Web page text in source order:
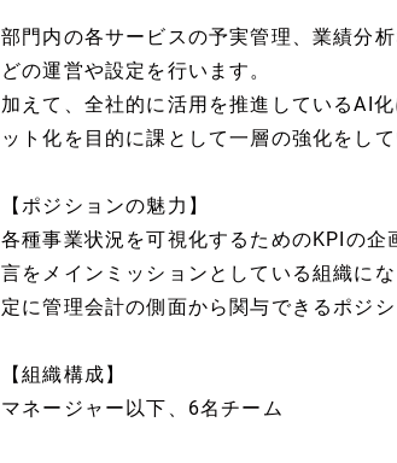
部門内の各サービスの予実管理、業績分
どの運営や設定を行います。
加えて、全社的に活用を推進しているAI
ット化を目的に課として一層の強化をして
【ポジションの魅力】
各種事業状況を可視化するためのKPIの
言をメインミッションとしている組織に
定に管理会計の側面から関与できるポジシ
【組織構成】
マネージャー以下、6名チーム